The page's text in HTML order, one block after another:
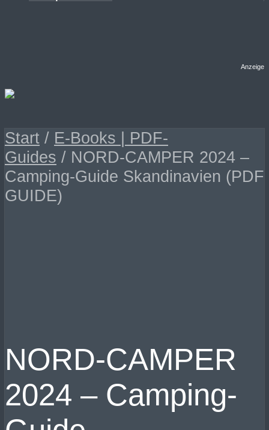
Anzeige
Start / E-Books | PDF-
Guides / NORD-CAMPER 2024 –
Camping-Guide Skandinavien (PDF
GUIDE)
NORD-CAMPER
2024 – Camping-